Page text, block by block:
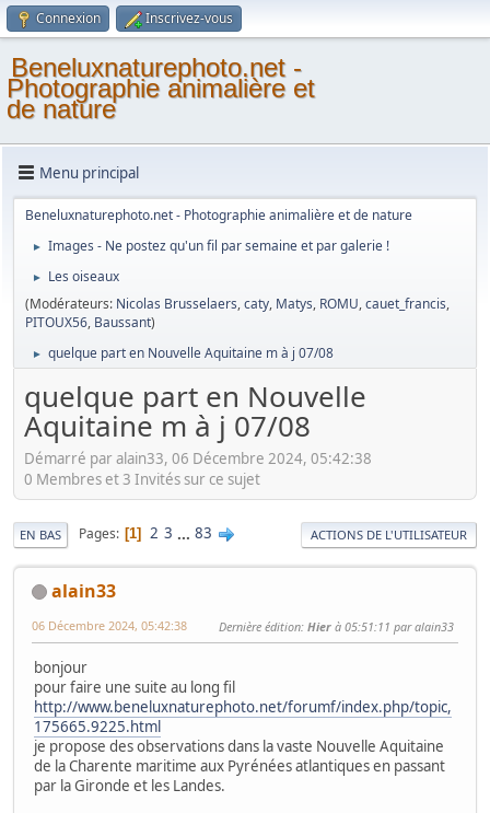
Connexion Inscrivez-vous
Beneluxnaturephoto.net -
Photographie animalière et
de nature
Menu principal
Beneluxnaturephoto.net - Photographie animalière et de nature
► Images - Ne postez qu'un fil par semaine et par galerie !
►
Les oiseaux
(Modérateurs: Nicolas Brusselaers,caty, Matys, ROMU,cauet_francis,
PITOUX56, Baussant)
► quelque part en Nouvelle Aquitaine m à j 07/08
quelque part en Nouvelle
Aquitaine m à j 07/08
Démarré par alain33, 06 Décembre 2024, 05:42:38
0 Membres et 3 Invités sur ce sujet
EN BAS Pages 1 2 3 ... 83 ACTIONS DE L'UTILISATEUR
alain33
06 Décembre 2024, 05:42:38 Dernière édition: Hier à 05:51:11 par alain33
bonjour
pour faire une suite au long fil
http://www.beneluxnaturephoto.net/forumf/index.php/topic,
175665.9225.html
je propose des observations dans la vaste Nouvelle Aquitaine
de la Charente maritime aux Pyrénées atlantiques en passant
par la Gironde et les Landes.